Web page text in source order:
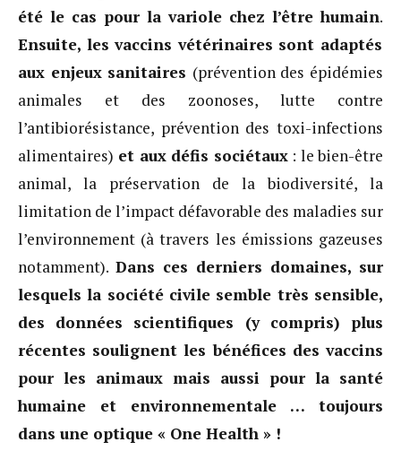
été le cas pour la variole chez l’être humain.
Ensuite, les vaccins vétérinaires sont adaptés
aux enjeux sanitaires (prévention des épidémies
animales et des zoonoses, lutte contre
l’antibiorésistance, prévention des toxi-infections
alimentaires) et aux défis sociétaux: le bien-être
animal, la préservation de la biodiversité, la
limitation de l’impact défavorable des maladies sur
l’environnement (à travers les émissions gazeuses
notamment). Dans ces derniers domaines, sur
lesquels la société civile semble très sensible,
des données scientifiques (y compris) plus
récentes soulignent les bénéfices des vaccins
pour les animaux mais aussi pour la santé
humaine et environnementale … toujours
dans une optique « One Health » !